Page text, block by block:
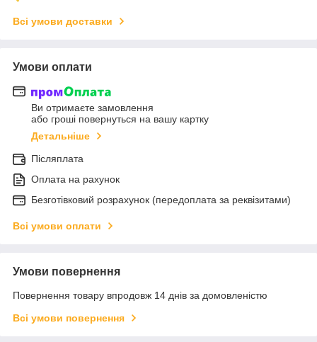
Всі умови доставки
Умови оплати
Ви отримаєте замовлення
або гроші повернуться на вашу картку
Детальніше
Післяплата
Оплата на рахунок
Безготівковий розрахунок (передоплата за реквізитами)
Всі умови оплати
Умови повернення
Повернення товару впродовж 14 днів за домовленістю
Всі умови повернення